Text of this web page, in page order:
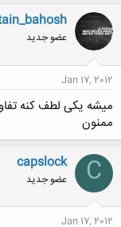
عضو جدید
Jan 17, 2012
میشه یکی لطف کنه
ممنون
C
capslock
عضو جدید
Jan 17, 2012